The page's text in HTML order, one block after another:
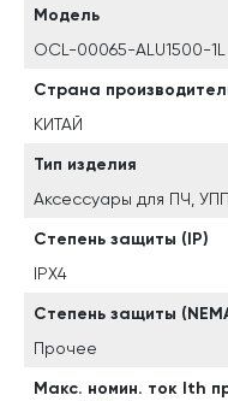
Модель
OCL-00065-ALU1500-
Страна
КИТАЙ
Тип изделия
Аксессуары для ПЧ,
Степень защиты (IP)
IPX4
Степень защиты
Прочее
Макс. номин. ток Ith